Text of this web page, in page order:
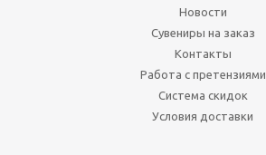
Новости
Сувениры на заказ
Контакты
Работа с претензиями
Система скидок
Условия доставки